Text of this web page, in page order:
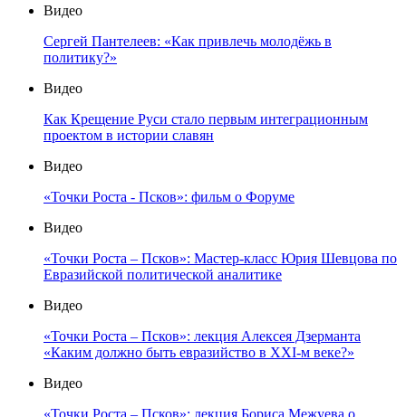
Видео
Сергей Пантелеев: «Как привлечь молодёжь в
политику?»
Видео
Как Крещение Руси стало первым интеграционным
проектом в истории славян
Видео
«Точки Роста - Псков»: фильм о Форуме
Видео
«Точки Роста – Псков»: Мастер-класс Юрия Шевцова по
Евразийской политической аналитике
Видео
«Точки Роста – Псков»: лекция Алексея Дзерманта
«Каким должно быть евразийство в XXI-м веке?»
Видео